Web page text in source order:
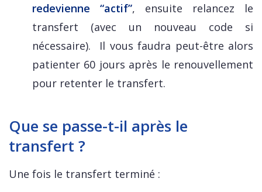
redevienne “actif”, ensuite relancez le
transfert (avec un nouveau code si
nécessaire). Il vous faudra peut-être alors
patienter 60 jours après le renouvellement
pour retenter le transfert.
Que se passe-t-il après le
transfert ?
Une fois le transfert terminé :